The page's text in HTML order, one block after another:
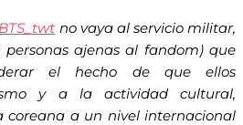
BTS_twt no vaya al servicio militar,
ajenas al fandom) que
el hecho de que ellos
y a la actividad cultural,
coreana a un nivel internacional